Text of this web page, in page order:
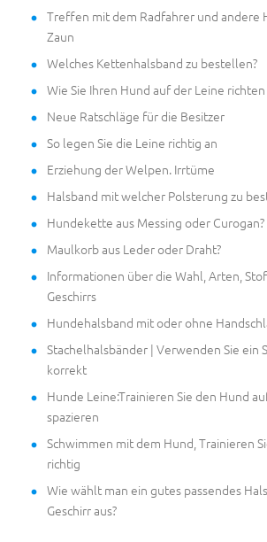
Treffen mit dem Radfahrer und andere
Zaun
Welches Kettenhalsband zu bestellen?
Wie Sie Ihren Hund auf der Leine
Neue Ratschläge für die Besitzer
So legen Sie die Leine richtig an
Erziehung der Welpen. Irrtüme
Halsband mit welcher Polsterung zu
Hundekette aus Messing oder Curogan?
Maulkorb aus Leder oder Draht?
Informationen über die Wahl, Arten,
Geschirrs
Hundehalsband mit oder ohne
Stachelhalsbänder | Verwenden Sie ein
korrekt
Hunde Leine:Trainieren Sie den Hund
spazieren
Schwimmen mit dem Hund, Trainieren
richtig
Wie wählt man ein gutes passendes
Geschirr aus?